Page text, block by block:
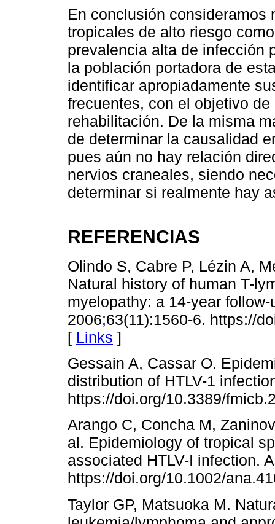
En conclusión consideramos
tropicales de alto riesgo
prevalencia alta de infección
la población portadora de
identificar apropiadamente
frecuentes, con el objetivo
rehabilitación. De la misma
de determinar la causalidad
pues aún no hay relación
nervios craneales, siendo
determinar si realmente hay
REFERENCIAS
Olindo S, Cabre P, Lézin A,
Natural history of human T-
myelopathy: a 14-year
2006;63(11):1560-6. https://
[ Links ]
Gessain A, Cassar O.
distribution of HTLV-1
https://doi.org/10.3389/
Arango C, Concha M,
al. Epidemiology of tropical
associated HTLV-I infection.
https://doi.org/10.1002/
Taylor GP, Matsuoka M.